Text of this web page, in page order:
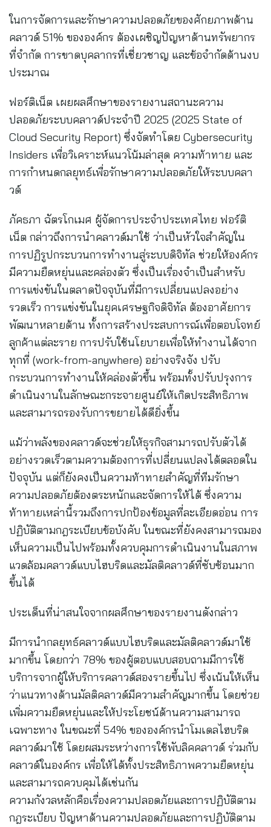
ในการจัดการและรักษาความปลอดภัยของศักยภาพด้าน
คลาวด์ 51% ขององค์กร ต้องเผชิญปัญหาด้านทรัพยากร
ที่จำกัด การขาดบุคลากรที่เชี่ยวชาญ และข้อจำกัดด้านงบ
ประมาณ
ฟอร์ติเน็ต เผยผลศึกษาของรายงานสถานะความ
ปลอดภัยระบบคลาวด์ประจำปี 2025 (2025 State of
Cloud Security Report) ซึ่งจัดทำโดย Cybersecurity
Insiders เพื่อวิเคราะห์แนวโน้มล่าสุด ความท้าทาย และ
การกำหนดกลยุทธ์เพื่อรักษาความปลอดภัยให้ระบบคลา
วด์
ภัคธภา ฉัตรโกเมศ ผู้จัดการประจำประเทศไทย ฟอร์ติ
เน็ต กล่าวถึงการนำคลาวด์มาใช้ ว่าเป็นหัวใจสำคัญใน
การปฏิรูปกระบวนการทำงานสู่ระบบดิจิทัล ช่วยให้องค์กร
มีความยืดหยุ่นและคล่องตัว ซึ่งเป็นเรื่องจำเป็นสำหรับ
การแข่งขันในตลาดปัจจุบันที่มีการเปลี่ยนแปลงอย่าง
รวดเร็ว การแข่งขันในยุคเศรษฐกิจดิจิทัล ต้องอาศัยการ
พัฒนาหลายด้าน ทั้งการสร้างประสบการณ์เพื่อตอบโจทย์
ลูกค้าแต่ละราย การปรับใช้นโยบายเพื่อให้ทำงานได้จาก
ทุกที่ (work-from-anywhere) อย่างจริงจัง ปรับ
กระบวนการทำงานให้คล่องตัวขึ้น พร้อมทั้งปรับปรุงการ
ดำเนินงานในลักษณะกระจายศูนย์ให้เกิดประสิทธิภาพ
และสามารถรองรับการขยายได้ดียิ่งขึ้น
แม้ว่าพลังของคลาวด์จะช่วยให้ธุรกิจสามารถปรับตัวได้
อย่างรวดเร็วตามความต้องการที่เปลี่ยนแปลงได้ตลอดใน
ปัจจุบัน แต่ก็ยังคงเป็นความท้าทายสำคัญที่ทีมรักษา
ความปลอดภัยต้องตระหนักและจัดการให้ได้ ซึ่งความ
ท้าทายเหล่านี้รวมถึงการปกป้องข้อมูลที่ละเอียดอ่อน การ
ปฏิบัติตามกฎระเบียบข้อบังคับ ในขณะที่ยังคงสามารถมอง
เห็นความเป็นไปพร้อมทั้งควบคุมการดำเนินงานในสภาพ
แวดล้อมคลาวด์แบบไฮบริดและมัลติคลาวด์ที่ซับซ้อนมาก
ขึ้นได้
ประเด็นที่น่าสนใจจากผลศึกษาของรายงานดังกล่าว
มีการนำกลยุทธ์คลาวด์แบบไฮบริดและมัลติคลาวด์มาใช้
มากขึ้น โดยกว่า 78% ของผู้ตอบแบบสอบถามมีการใช้
บริการจากผู้ให้บริการคลาวด์สองรายขึ้นไป ซึ่งเน้นให้เห็น
ว่าแนวทางด้านมัลติคลาวด์มีความสำคัญมากขึ้น โดยช่วย
เพิ่มความยืดหยุ่นและให้ประโยชน์ด้านความสามารถ
เฉพาะทาง ในขณะที่ 54% ขององค์กรนำโมเดลไฮบริด
คลาวด์มาใช้ โดยผสมระหว่างการใช้พับลิคคลาวด์ ร่วมกับ
คลาวด์ในองค์กร เพื่อให้ได้ทั้งประสิทธิภาพความยืดหยุ่น
และสามารถควบคุมได้เช่นกัน
ความกังวลหลักคือเรื่องความปลอดภัยและการปฏิบัติตาม
กฎระเบียบ ปัญหาด้านความปลอดภัยและการปฏิบัติตาม